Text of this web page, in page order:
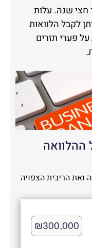
חצי שנה. עלות
250 ש"ח וניתן לקבל הלוואות
פערי תזרים
ההלוואה
ואת הריבית הצפויה